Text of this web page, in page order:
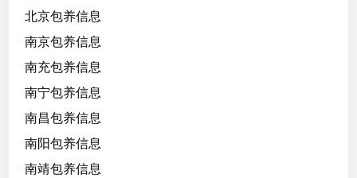
北京包养信息
南京包养信息
南充包养信息
南宁包养信息
南昌包养信息
南阳包养信息
南靖包养信息